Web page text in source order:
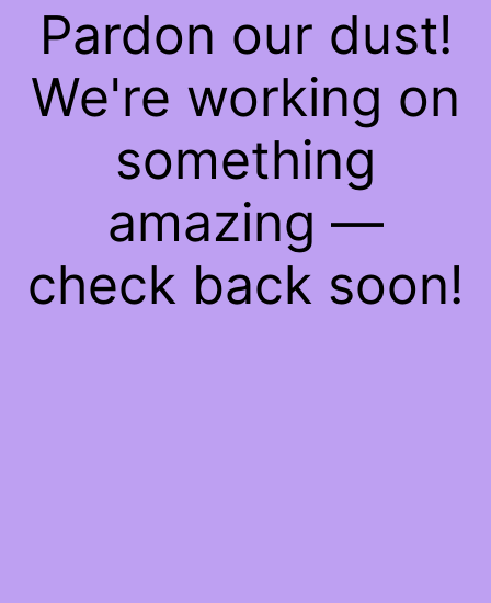
Pardon our dust!
We're working on
something
amazing —
check back soon!